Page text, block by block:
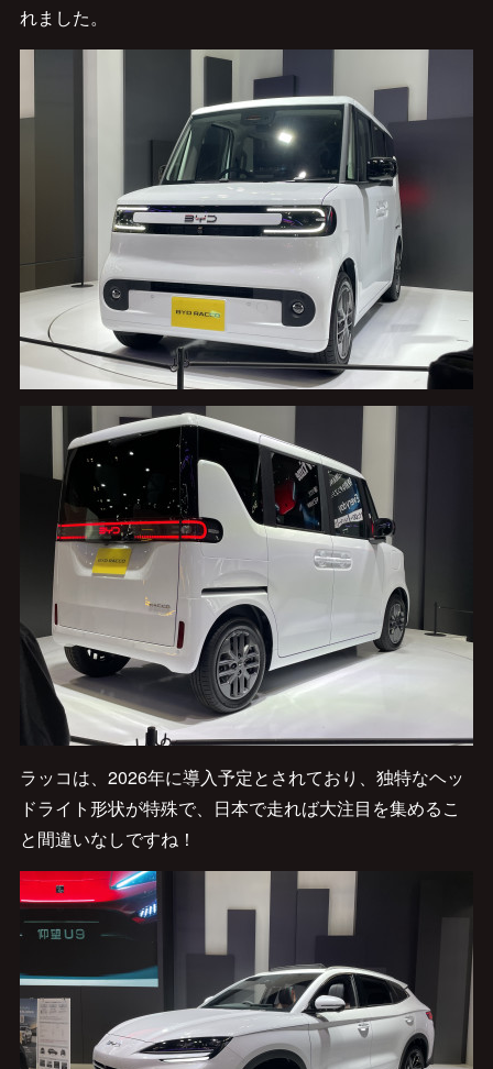
れました。
ラッコは、2026年に導入予定とされており、独特なヘッ
ドライト形状が特殊で、日本で走れば大注目を集めるこ
と間違いなしですね！